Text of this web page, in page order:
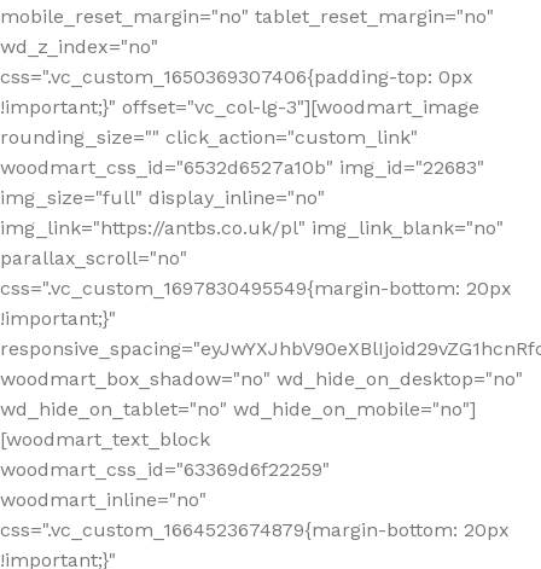
mobile_reset_margin="no" tablet_reset_margin="no"
wd_z_index="no"
css=".vc_custom_1650369307406{padding-top: 0px
!important;}" offset="vc_col-lg-3"][woodmart_image
rounding_size="" click_action="custom_link"
woodmart_css_id="6532d6527a10b" img_id="22683"
img_size="full" display_inline="no"
img_link="https://antbs.co.uk/pl" img_link_blank="no"
parallax_scroll="no"
css=".vc_custom_1697830495549{margin-bottom: 20px
!important;}"
woodmart_box_shadow="no" wd_hide_on_desktop="no"
wd_hide_on_tablet="no" wd_hide_on_mobile="no"]
[woodmart_text_block
woodmart_css_id="63369d6f22259"
woodmart_inline="no"
css=".vc_custom_1664523674879{margin-bottom: 20px
!important;}"